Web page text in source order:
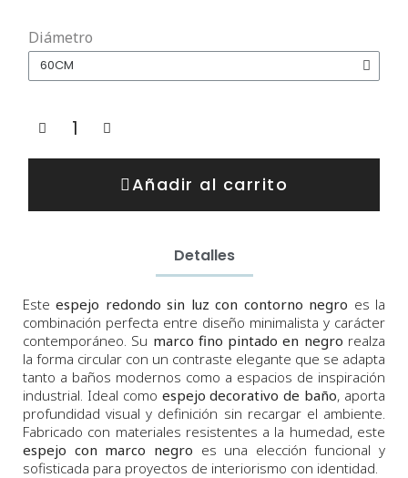
Diámetro
Añadir al carrito
Detalles
Esteespejo redondo sin luz con contorno negro es la
combinación perfecta entre diseño minimalista y carácter
contemporáneo. Su marco fino pintado en negro realza
la forma circular con un contraste elegante que se adapta
tanto a baños modernos como a espacios de inspiración
industrial. Ideal como espejo decorativo de baño, aporta
profundidad visual y definición sin recargar el ambiente.
Fabricado con materiales resistentes a la humedad, este
espejo con marco negro es una elección funcional y
sofisticada para proyectos de interiorismo con identidad.